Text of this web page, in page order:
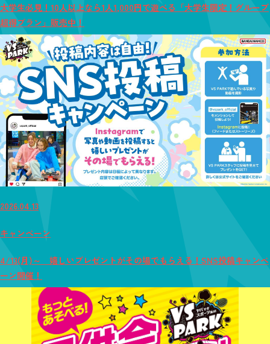
大学生必見！10人以上なら1人1,000円で遊べる「大学生限定！グループ
超得プラン」販売中！
2026.04.13
キャンペーン
4/13(月)～ 嬉しいプレゼントがその場でもらえる！SNS投稿キャンペ
ーン開催！